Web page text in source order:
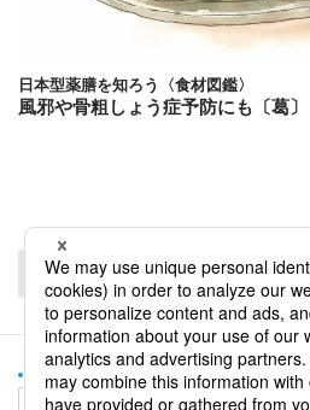
日本型薬膳を知ろう〈食材図鑑〉
風邪や骨粗しょう症予防にも〔葛〕
PageTop
＆and TOP
＆and TOP